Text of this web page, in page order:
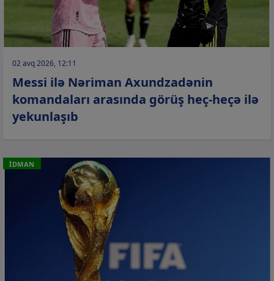
02 avq 2026, 12:11
Messi ilə Nəriman Axundzadənin
komandaları arasında görüş heç-heçə ilə
yekunlaşıb
İDMAN